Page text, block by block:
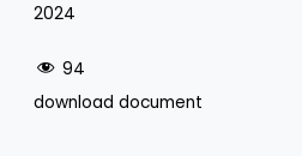
2024
94
download document